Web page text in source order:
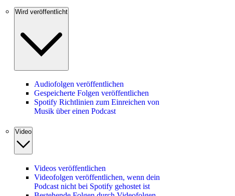
Wird veröffentlicht
Audiofolgen veröffentlichen
Gespeicherte Folgen veröffentlichen
Spotify Richtlinien zum Einreichen von
Musik über einen Podcast
Video
Videos veröffentlichen
Videofolgen veröffentlichen, wenn dein
Podcast nicht bei Spotify gehostet ist